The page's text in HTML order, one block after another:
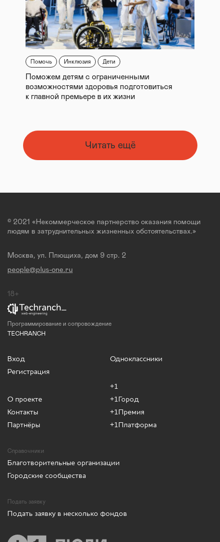
Помочь Инклюзия Дети
Поможем детям с ограниченными
возможностями здоровья подготовиться
к главной премьере в их жизни
Читать ещё
© 2021 «Некоммерческое партнерство оказания помощи
людям в затруднительных жизненных обстоятельствах.»
Москва, ул. Плющиха, дом 9 стр. 2
people@plus-one.ru
18+
Программирование и сопровождение
TECHRANCH
Вход
Регистрация
О проекте
Контакты
Партнёры
Одноклассники
+1
+1Город
+1Премия
+1Платформа
Справочники
Благотворительные организации
Городские сообщества
Подать заявку
Подать заявку в несколько фондов